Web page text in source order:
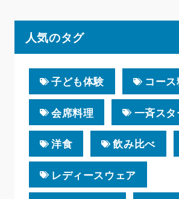
人気のタグ
子ども体験 コー
会席料理 一斉スタ
洋食 飲み比べ
レディースウェア